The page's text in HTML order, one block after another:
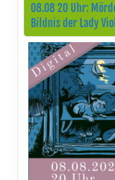
08.08 20 Uhr:
Bildnis der Lady